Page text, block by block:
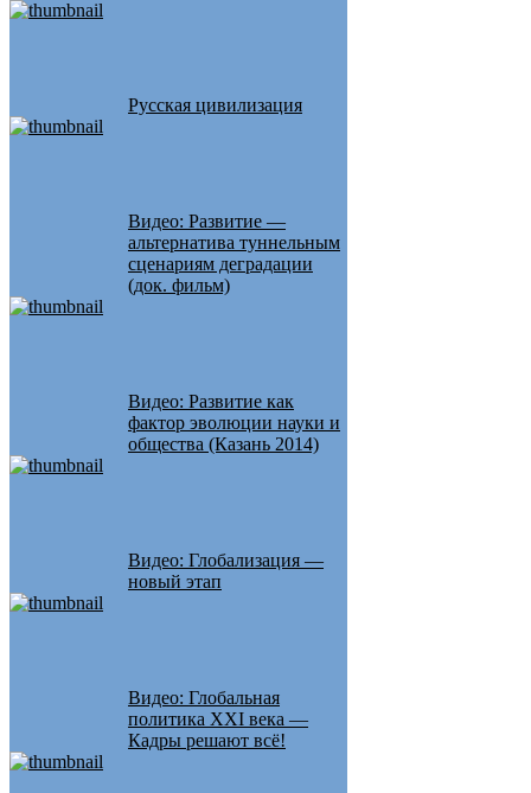
Русская цивилизация
Видео: Развитие —
альтернатива туннельным
сценариям деградации
(док. фильм)
Видео: Развитие как
фактор эволюции науки и
общества (Казань 2014)
Видео: Глобализация —
новый этап
Видео: Глобальная
политика XXI века —
Кадры решают всё!